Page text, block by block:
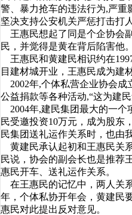
警、暴力抢车的违法行为,严重
坚决支持公安机关严惩打击打
王惠民想起了同是个企协会
民，并觉得是黄在背后陷害他。
王惠民和黄建民相识约在
目建材城开业，王惠民成为建
2002年,个体私营企业协会成
公益捐款等各种活动,“这为建
2004年,建民集团最大的一个
民受邀投资10万元，成为股东
民集团送礼运作关系时，也由
黄建民承认起初和王惠民关
民说，协会的副会长也是推荐
惠民开车、送礼运作关系。
在王惠民的记忆中，两人关
年，个体私协开年会，黄建民
惠民对此提出反对意见。